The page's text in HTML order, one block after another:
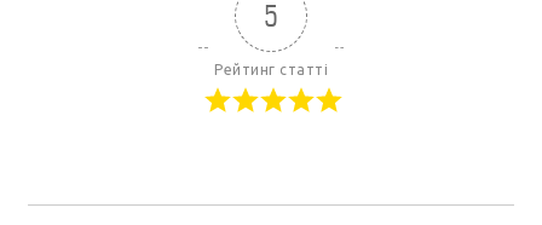
5
Рейтинг статті